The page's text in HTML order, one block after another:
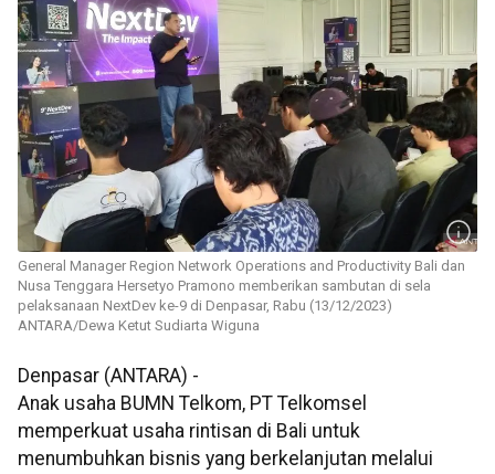
General Manager Region Network Operations and Productivity Bali dan
Nusa Tenggara Hersetyo Pramono memberikan sambutan di sela
pelaksanaan NextDev ke-9 di Denpasar, Rabu (13/12/2023)
ANTARA/Dewa Ketut Sudiarta Wiguna
Denpasar (ANTARA) -
Anak usaha BUMN Telkom, PT Telkomsel
memperkuat usaha rintisan di Bali untuk
menumbuhkan bisnis yang berkelanjutan melalui